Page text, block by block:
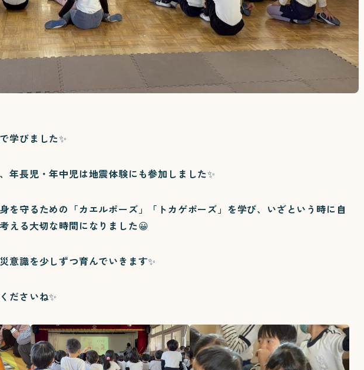
学びました✨
年長児・年中児は地震体験にも参加しました✨
を守るための「カエルポーズ」「トカゲポーズ」を学び、いざという時に自
える大切な時間になりました😀
意識を少しずつ育んでいきます✨
ださいね✨